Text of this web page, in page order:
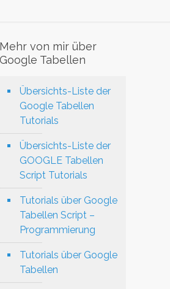
Mehr von mir über
Google Tabellen
Übersichts-Liste der
Google Tabellen
Tutorials
Übersichts-Liste der
GOOGLE Tabellen
Script Tutorials
Tutorials über Google
Tabellen Script –
Programmierung
Tutorials über Google
Tabellen